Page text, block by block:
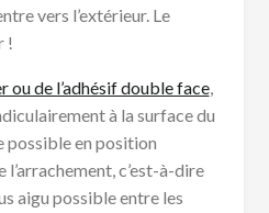
vers l’extérieur. Le
!
ou de l’adhésif double face,
à la surface du
possible en position
l’arrachement, c’est-à-dire
aigu possible entre les